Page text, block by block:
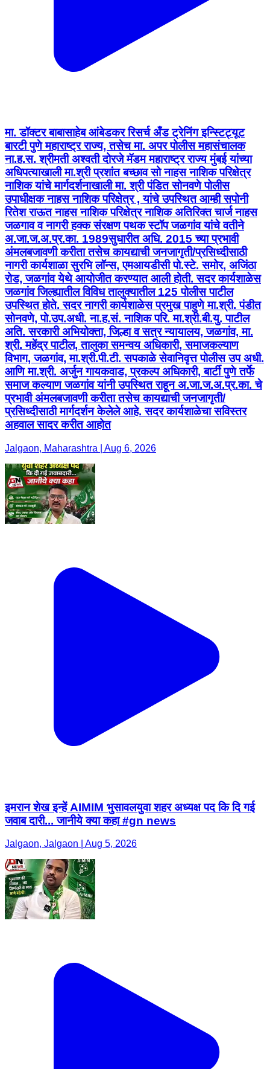
मा. डॉक्टर बाबासाहेब आंबेडकर रिसर्च अँड ट्रेनिंग इन्स्टिट्यूट
बारटी पुणे महाराष्ट्र राज्य, तसेच मा. अपर पोलीस महासंचालक
ना.ह.स. श्रीमती अश्वती दोरजे मॅडम महाराष्ट्र राज्य मुंबई यांच्या
अधिपत्याखाली मा.श्री प्रशांत बच्छाव सो नाहस नाशिक परिक्षेत्र
नाशिक यांचे मार्गदर्शनाखाली मा. श्री पंडित सोनवणे पोलीस
उपाधीक्षक नाहस नाशिक परिक्षेत्र , यांचे उपस्थित आम्ही सपोनी
रितेश राऊत नाहस नाशिक परिक्षेत्र नाशिक अतिरिक्त चार्ज नाहस
जळगाव व नागरी हक्क संरक्षण पथक स्टॉप जळगांव यांचे वतीने
अ.जा.ज.अ.प्र.का. 1989सुधारीत अधि. 2015 च्या प्रभावी
अंमलबजावणी करीता तसेच कायद्याची जनजागृती/प्रसिध्दीसाठी
नागरी कार्यशाळा सुरभि लॉन्स, एमआयडीसी पो.स्टे. समोर, अजिंठा
रोड, जळगांव येथे आयोजीत करण्यात आली होती. सदर कार्यशाळेस
जळगांव जिल्ह्यातील विविध तालुक्यातील 125 पोलीस पाटील
उपस्थित होते. सदर नागरी कार्यशाळेस प्रमुख पाहुणे मा.श्री. पंडीत
सोनवणे, पो.उप.अधी. ना.ह.सं. नाशिक परि. मा.श्री.बी.यु. पाटील
अति. सरकारी अभियोक्ता, जिल्हा व सत्र न्यायालय, जळगांव, मा.
श्री. महेंद्र पाटील, तालुका समन्वय अधिकारी, समाजकल्याण
विभाग, जळगांव, मा.श्री.पी.टी. सपकाळे सेवानिवृत्त पोलीस उप अधी.
आणि मा.श्री. अर्जुन गायकवाड, प्रकल्प अधिकारी, बार्टी पुणे तर्फे
समाज कल्याण जळगांव यांनी उपस्थित राहून अ.जा.ज.अ.प्र.का. चे
प्रभावी अंमलबजावणी करीता तसेच कायद्याची जनजागृती/
प्रसिध्दीसाठी मार्गदर्शन केलेले आहे. सदर कार्यशाळेचा सविस्तर
अहवाल सादर करीत आहोत
Jalgaon, Maharashtra | Aug 6, 2026
इमरान शेख इन्हें AIMIM भुसावलयुवा शहर अध्यक्ष पद कि दि गई
जवाब दारी... जानीये क्या कहा #gn news
Jalgaon, Jalgaon | Aug 5, 2026